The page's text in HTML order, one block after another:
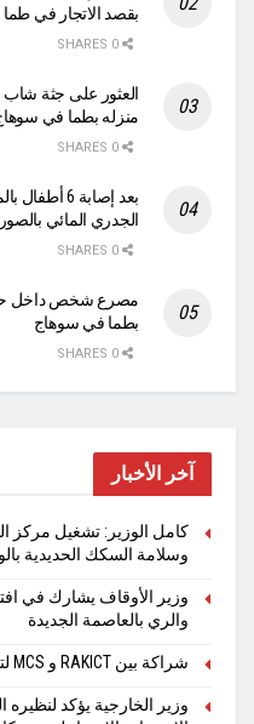
بقصد الاتجار في
العثور على جثة
منزله بطما في
بعد إصابة 6
الجدري المائي
مصرع شخص داخل حفرة
بطما في سوهاج
آخر الأخبار
كامل الوزير: تشغيل مركز
وسلامة السكك الحديدية
وزير الأوقاف يشارك في
والري بالعاصمة الجديدة
شراكة بين RAKICT و MCS لتدريب كاسبرسكي
وزير الخارجية يؤكد